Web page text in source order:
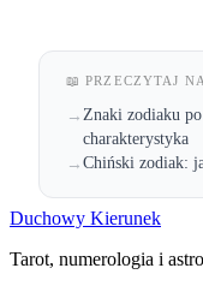
📖 PRZECZYTAJ
→Znaki zodiaku
charakterystyka
→Chiński zodiak:
Duchowy Kierunek
Tarot, numerologia i